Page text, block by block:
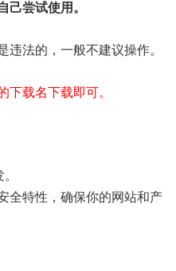
己尝试使用。
违法的，一般不建议操作。
载名下载即可。
全特性，确保你的网站和产